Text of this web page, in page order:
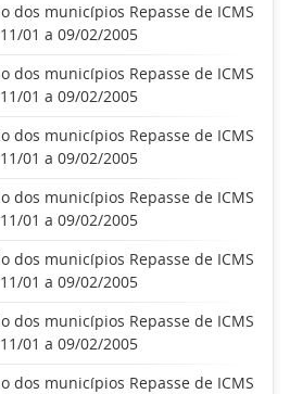
dos municípios Repasse de ICMS
01 a 09/02/2005
dos municípios Repasse de ICMS
01 a 09/02/2005
dos municípios Repasse de ICMS
01 a 09/02/2005
dos municípios Repasse de ICMS
01 a 09/02/2005
dos municípios Repasse de ICMS
01 a 09/02/2005
dos municípios Repasse de ICMS
01 a 09/02/2005
dos municípios Repasse de ICMS